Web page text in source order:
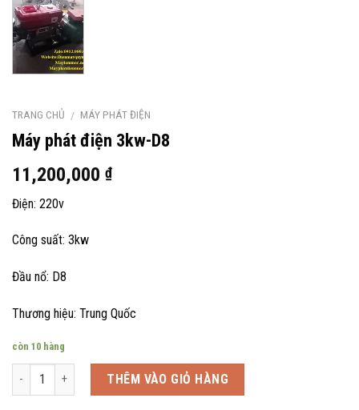
TRANG CHỦ / MÁY PHÁT ĐIỆN
Máy phát điện 3kw-D8
11,200,000 ₫
Điện: 220v
Công suất: 3kw
Đầu nổ: D8
Thương hiệu: Trung Quốc
còn 10 hàng
Số lượng THÊM VÀO GIỎ HÀNG